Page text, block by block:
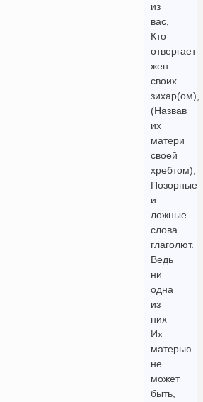
из
вас,
Кто
отвергает
жен
своих
зихар(ом),
(Назвав
их
матери
своей
хребтом),
Позорные
и
ложные
слова
глаголют.
Ведь
ни
одна
из
них
Их
матерью
не
может
быть,